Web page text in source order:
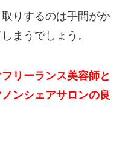
りするのは手間がか
まうでしょう。
リーランス美容師と
ンシェアサロンの良